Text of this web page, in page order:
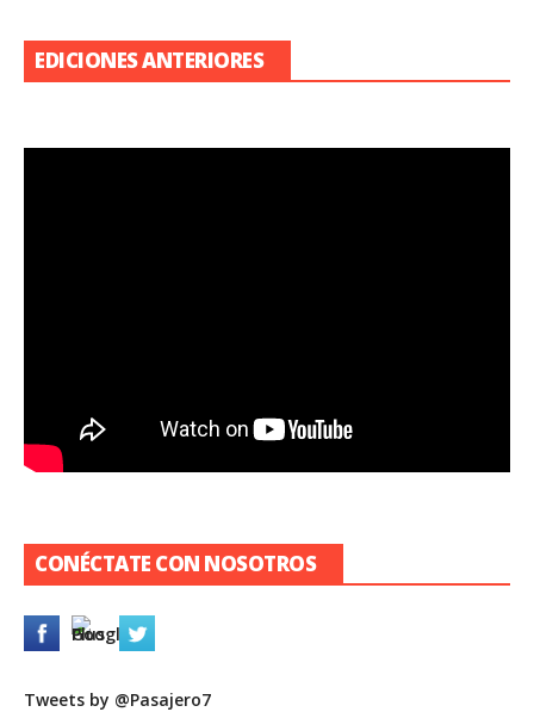
EDICIONES ANTERIORES
CONÉCTATE CON NOSOTROS
Tweets by @Pasajero7